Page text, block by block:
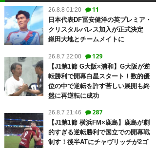
26.8.8 01:20 11
日本代表DF冨安健洋の英プレミア・
クリスタルパレス加入が正式決定
鎌田大地とチームメイトに
26.8.7 22:00 129
【J1第1節 G大阪×浦和】G大阪が逆
転勝利で開幕白星スタート！数的優
位の中で逆転を許す苦しい展開も終
盤に再逆転に成功
26.8.7 21:46 287
【J1第1節 横浜FM×鹿島】鹿島が劇
的すぎる逆転勝利で国立での開幕戦
制す！後半ATにチャヴリッチが2ゴ